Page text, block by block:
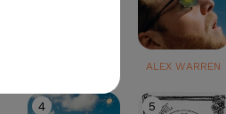
ALEX WARREN
4 5